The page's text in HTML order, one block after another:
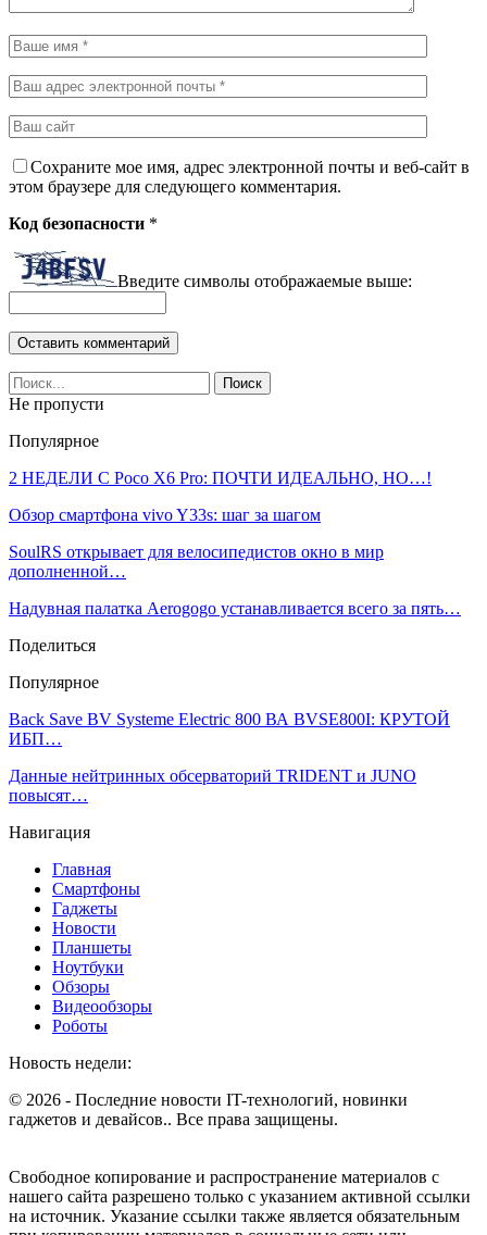
Сохраните мое имя, адрес электронной почты и веб-сайт в
этом браузере для следующего комментария.
Код безопасности *
Введите символы отображаемые выше:
Не пропусти
Популярное
2 НЕДЕЛИ С Poco X6 Pro: ПОЧТИ ИДЕАЛЬНО, НО…!
Обзор смартфона vivo Y33s: шаг за шагом
SoulRS открывает для велосипедистов окно в мир
дополненной…
Надувная палатка Aerogogo устанавливается всего за пять…
Поделиться
Популярное
Back Save BV Systeme Electric 800 ВА BVSE800I: КРУТОЙ
ИБП…
Данные нейтринных обсерваторий TRIDENT и JUNO
повысят…
Навигация
Главная
Смартфоны
Гаджеты
Новости
Планшеты
Ноутбуки
Обзоры
Видеообзоры
Роботы
Новость недели:
© 2026 - Последние новости IT-технологий, новинки
гаджетов и девайсов.. Все права защищены.
Свободное копирование и распространение материалов с
нашего сайта разрешено только с указанием активной ссылки
на источник. Указание ссылки также является обязательным